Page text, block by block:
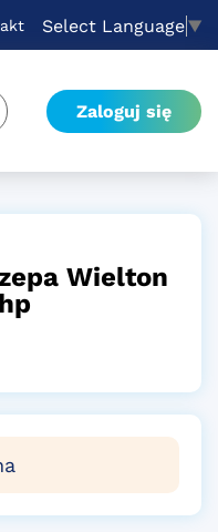
Select Language▼
Zaloguj się
Wielton